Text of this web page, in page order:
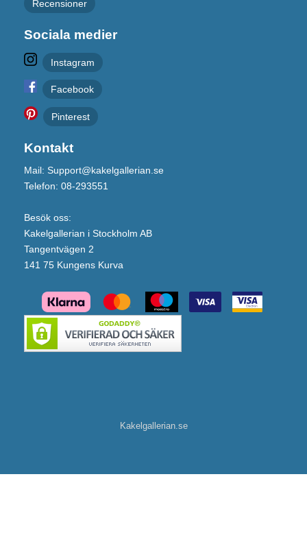
Recensioner
Sociala medier
Instagram
Facebook
Pinterest
Kontakt
Mail: Support@kakelgallerian.se
Telefon: 08-293551
Besök oss:
Kakelgallerian i Stockholm AB
Tangentvägen 2
141 75 Kungens Kurva
Kakelgallerian.se